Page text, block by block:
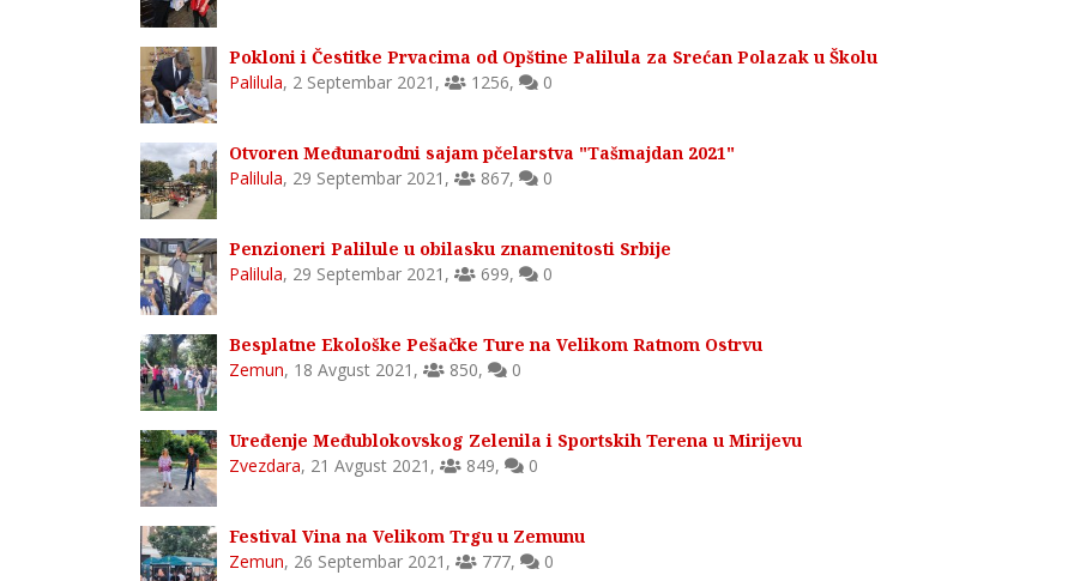
Pokloni i Čestitke Prvacima od Opštine Palilula za Srećan Polazak u Školu
Palilula, 2 Septembar 2021 , 1256, 0
Otvoren Međunarodni sajam pčelarstva "Tašmajdan 2021"
Palilula, 29 Septembar 2021 , 867, 0
Penzioneri Palilule u obilasku znamenitosti Srbije
Palilula, 29 Septembar 2021 , 699, 0
Besplatne Ekološke Pešačke Ture na Velikom Ratnom Ostrvu
Zemun, 18 Avgust 2021 , 850, 0
Uređenje Međublokovskog Zelenila i Sportskih Terena u Mirijevu
Zvezdara, 21 Avgust 2021 , 849, 0
Festival Vina na Velikom Trgu u Zemunu
Zemun, 26 Septembar 2021 , 777, 0